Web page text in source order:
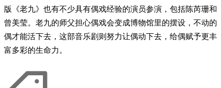
版《老九》也有不少具有偶戏经验的演员参演，包括陈芮珊和
曾美莹。老九的师父担心偶戏会变成博物馆里的摆设，不动的
偶才能活下去，这部音乐剧则努力让偶动下去，给偶赋予更丰
富多彩的生命力。